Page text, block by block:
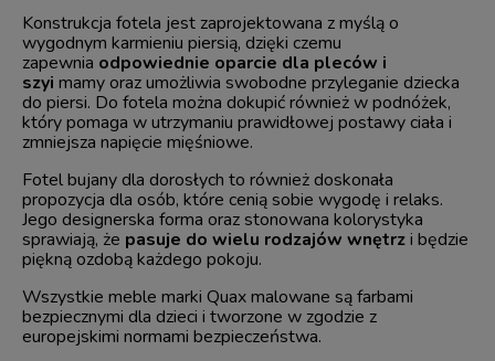
Konstrukcja fotela jest zaprojektowana z myślą o
wygodnym karmieniu piersią, dzięki czemu
zapewnia odpowiednie oparcie dla pleców i
szyi mamy oraz umożliwia swobodne przyleganie dziecka
do piersi. Do fotela można dokupić również w podnóżek,
który pomaga w utrzymaniu prawidłowej postawy ciała i
zmniejsza napięcie mięśniowe.
Fotel bujany dla dorosłych to również doskonała
propozycja dla osób, które cenią sobie wygodę i relaks.
Jego designerska forma oraz stonowana kolorystyka
sprawiają, że pasuje do wielu rodzajów wnętrzi będzie
piękną ozdobą każdego pokoju.
Wszystkie meble marki Quax malowane są farbami
bezpiecznymi dla dzieci i tworzone w zgodzie z
europejskimi normami bezpieczeństwa.